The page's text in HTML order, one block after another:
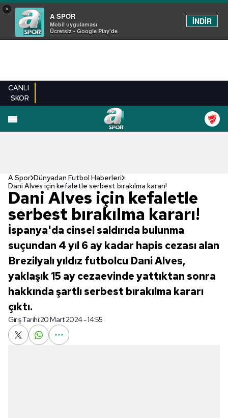
×
A SPOR
Mobil uygulaması
Ücretsiz - Google Play'de
İNDİR
CANLI
SKOR
A Spor Dünyadan Futbol Haberleri
Dani Alves için kefaletle serbest bırakılma kararı!
Dani Alves için kefaletle
serbest bırakılma kararı!
İspanya'da cinsel saldırıda bulunma
suçundan 4 yıl 6 ay kadar hapis cezası alan
Brezilyalı yıldız futbolcu Dani Alves,
yaklaşık 15 ay cezaevinde yattıktan sonra
hakkında şartlı serbest bırakılma kararı
çıktı.
Giriş Tarihi:20 Mart 2024 - 14:55